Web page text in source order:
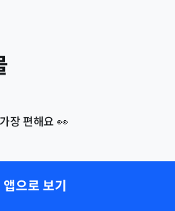
장 편해요 👀
으로 보기